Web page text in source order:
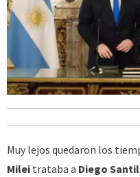
Muy lejos quedaron los
Milei trataba a Diego